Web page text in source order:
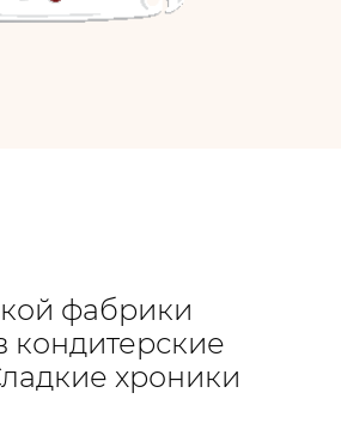
фабрики
кондитерские
хроники